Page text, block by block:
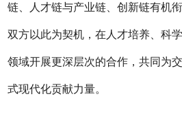
链、人才链与产业链、创新链有机
双方以此为契机，在人才培养、科
领域开展更深层次的合作，共同为
式现代化贡献力量。